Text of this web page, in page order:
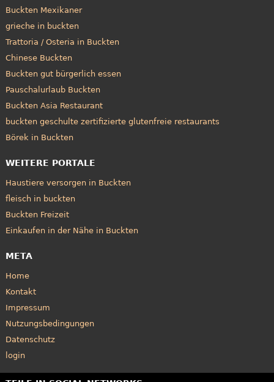
Buckten Mexikaner
grieche in buckten
Trattoria / Osteria in Buckten
Chinese Buckten
Buckten gut bürgerlich essen
Pauschalurlaub Buckten
Buckten Asia Restaurant
buckten geschulte zertifizierte glutenfreie restaurants
Börek in Buckten
WEITERE PORTALE
Haustiere versorgen in Buckten
fleisch in buckten
Buckten Freizeit
Einkaufen in der Nähe in Buckten
META
Home
Kontakt
Impressum
Nutzungsbedingungen
Datenschutz
login